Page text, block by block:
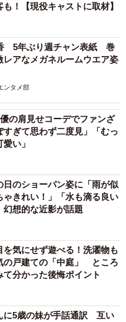
！【現役キャストに取材】
5年ぶり週チャン表紙 巻
レアなメガネルームウエア姿
ンタメ部
の肩見せコーデでファンざ
ぎて思わず二度見」「むっ
い」
日のショーパン姿に「雨が似
ゃきれい！」「水も滴る良い
想的な近影が話題
を気にせず遊べる！洗濯物も
の戸建ての「中庭」 ところ
分かった後悔ポイント
に5歳の妹が手話通訳 互い